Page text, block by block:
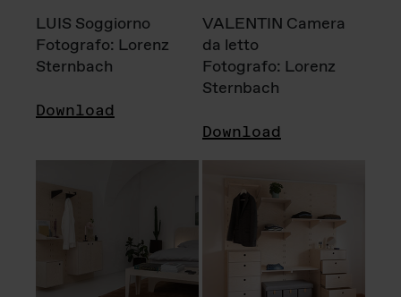
LUIS Soggiorno
Fotografo: Lorenz
Sternbach
Download
VALENTIN Camera
da letto
Fotografo: Lorenz
Sternbach
Download